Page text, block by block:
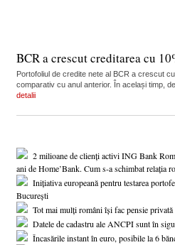
BCR a crescut creditarea cu
Portofoliul de credite nete al BCR a crescut
comparativ cu anul anterior. În același timp,
detalii
2 milioane de clienți activi ING Bank
ani de Home’Bank. Cum s-a schimbat relația
Inițiativa europeană pentru testarea
București
Tot mai mulți români își fac pensie privată
Datele de cadastru ale ANCPI sunt în
Încasările instant în euro, posibile la 6